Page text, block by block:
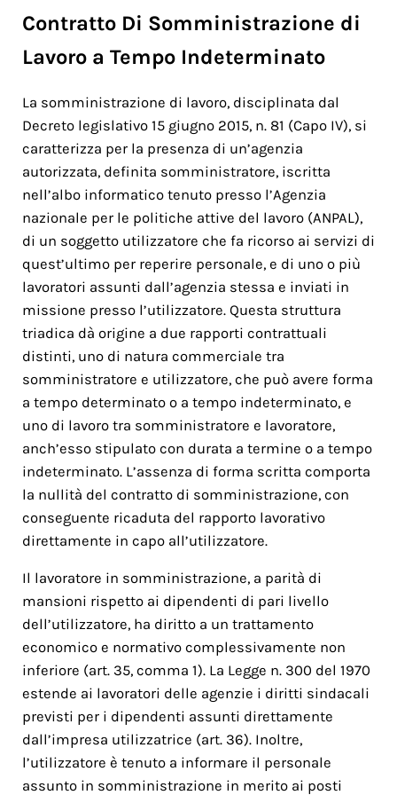
Contratto Di Somministrazione di
Lavoro a Tempo Indeterminato
La somministrazione di lavoro, disciplinata dal
Decreto legislativo 15 giugno 2015, n. 81 (Capo IV), si
caratterizza per la presenza di un’agenzia
autorizzata, definita somministratore, iscritta
nell’albo informatico tenuto presso l’Agenzia
nazionale per le politiche attive del lavoro (ANPAL),
di un soggetto utilizzatore che fa ricorso ai servizi di
quest’ultimo per reperire personale, e di uno o più
lavoratori assunti dall’agenzia stessa e inviati in
missione presso l’utilizzatore. Questa struttura
triadica dà origine a due rapporti contrattuali
distinti, uno di natura commerciale tra
somministratore e utilizzatore, che può avere forma
a tempo determinato o a tempo indeterminato, e
uno di lavoro tra somministratore e lavoratore,
anch’esso stipulato con durata a termine o a tempo
indeterminato. L’assenza di forma scritta comporta
la nullità del contratto di somministrazione, con
conseguente ricaduta del rapporto lavorativo
direttamente in capo all’utilizzatore.
Il lavoratore in somministrazione, a parità di
mansioni rispetto ai dipendenti di pari livello
dell’utilizzatore, ha diritto a un trattamento
economico e normativo complessivamente non
inferiore (art. 35, comma 1). La Legge n. 300 del 1970
estende ai lavoratori delle agenzie i diritti sindacali
previsti per i dipendenti assunti direttamente
dall’impresa utilizzatrice (art. 36). Inoltre,
l’utilizzatore è tenuto a informare il personale
assunto in somministrazione in merito ai posti